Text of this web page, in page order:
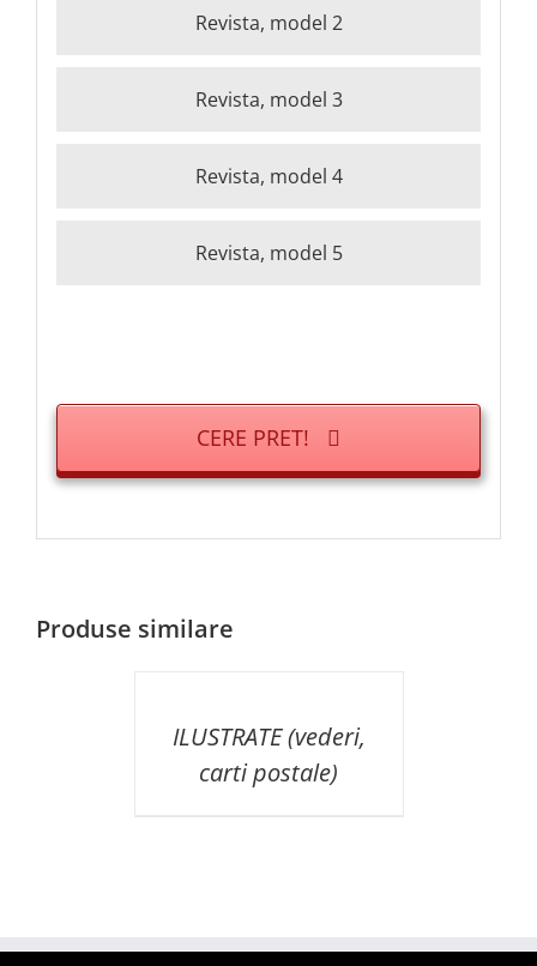
Revista, model 2
Revista, model 3
Revista, model 4
Revista, model 5
CERE PRET!
Produse similare
ILUSTRATE (vederi,
carti postale)